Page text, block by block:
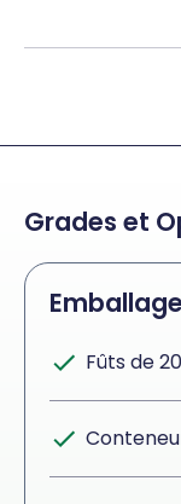
Grades et
Fûts de